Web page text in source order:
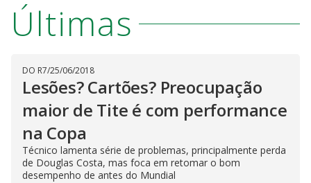
Últimas
DO R7/25/06/2018
Lesões? Cartões? Preocupação
maior de Tite é com performance
na Copa
Técnico lamenta série de problemas, principalmente perda
de Douglas Costa, mas foca em retomar o bom
desempenho de antes do Mundial